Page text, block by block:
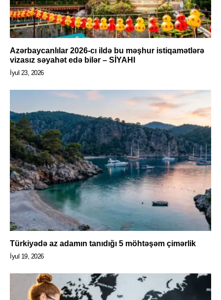
Azərbaycanlılar 2026-cı ildə bu məşhur istiqamətlərə
vizasız səyahət edə bilər – SİYAHI
İyul 23, 2026
Türkiyədə az adamın tanıdığı 5 möhtəşəm çimərlik
İyul 19, 2026